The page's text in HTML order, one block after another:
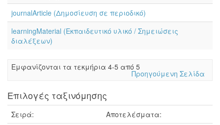
journalArticle (Δημοσίευση σε περιοδικό)
learningMaterial (Εκπαιδευτικό υλικό / Σημειώσεις
διαλέξεων)
Eμφανίζονται τα τεκμήρια 4-5 από 5
Προηγούμενη Σελίδα
Επιλογές ταξινόμησης
Σειρά: Αποτελέσματα: